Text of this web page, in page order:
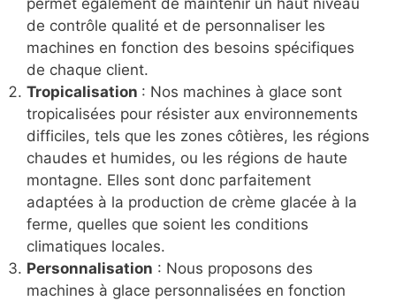
permet également de maintenir un haut niveau
de contrôle qualité et de personnaliser les
machines en fonction des besoins spécifiques
de chaque client.
Tropicalisation : Nos machines à glace sont
tropicalisées pour résister aux environnements
difficiles, tels que les zones côtières, les régions
chaudes et humides, ou les régions de haute
montagne. Elles sont donc parfaitement
adaptées à la production de crème glacée à la
ferme, quelles que soient les conditions
climatiques locales.
Personnalisation : Nous proposons des
machines à glace personnalisées en fonction